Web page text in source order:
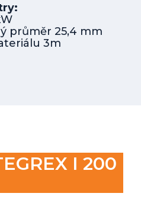
průměr 25,4 mm
3m
I 200